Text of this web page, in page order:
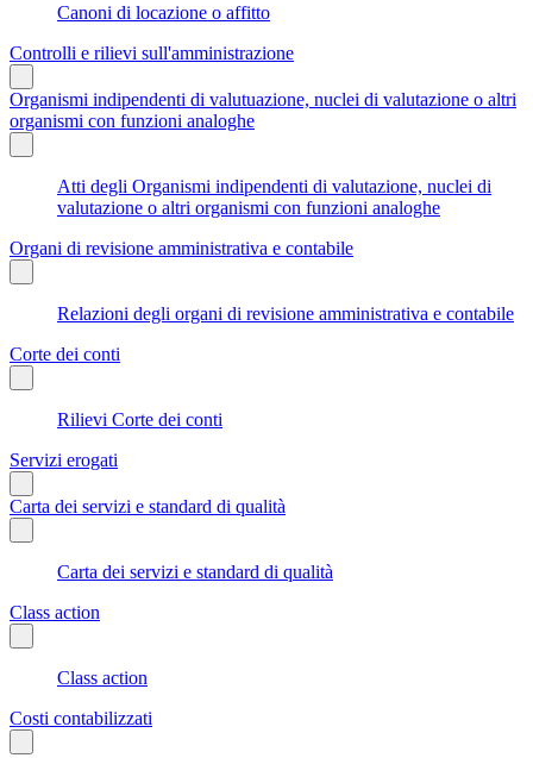
Canoni di locazione o affitto
Controlli e rilievi sull'amministrazione
Organismi indipendenti di valutuazione, nuclei di valutazione o altri
organismi con funzioni analoghe
Atti degli Organismi indipendenti di valutazione, nuclei di
valutazione o altri organismi con funzioni analoghe
Organi di revisione amministrativa e contabile
Relazioni degli organi di revisione amministrativa e contabile
Corte dei conti
Rilievi Corte dei conti
Servizi erogati
Carta dei servizi e standard di qualità
Carta dei servizi e standard di qualità
Class action
Class action
Costi contabilizzati